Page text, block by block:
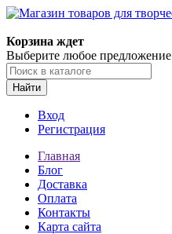
Корзина ждет
Выберите любое предложение
Найти
Вход
Регистрация
Главная
Блог
Доставка
Оплата
Контакты
Карта сайта